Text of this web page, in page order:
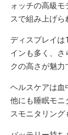
ォッチの高級
スで組み上げら
ディスプレイは
インも多く、さ
クの高さが魅力
ヘルスケアは血
他にも睡眠モニ
スモニタリング